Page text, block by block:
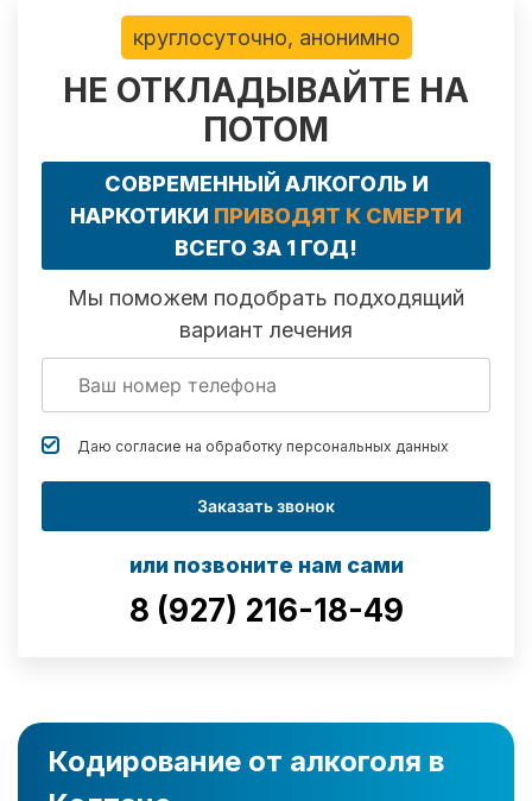
круглосуточно, анонимно
НЕ ОТКЛАДЫВАЙТЕ НА
ПОТОМ
СОВРЕМЕННЫЙ АЛКОГОЛЬ И
НАРКОТИКИ ПРИВОДЯТ К СМЕРТИ
ВСЕГО ЗА 1 ГОД!
Мы поможем подобрать подходящий
вариант лечения
Даю согласие на обработку персональных данных
Заказать звонок
или позвоните нам сами
8 (927) 216-18-49
Кодирование от алкоголя в